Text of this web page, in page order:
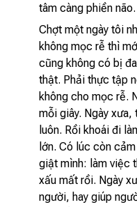
tâm càng phiền
Chợt một ngày tôi
không mọc rễ thì
cũng không có bị
thật. Phải thực tập
không cho mọc rễ.
mỗi giây. Ngày
luôn. Rồi khoái đi
lớn. Có lúc còn
giật mình: làm việc
xấu mất rồi. Ngày
người, hay giúp